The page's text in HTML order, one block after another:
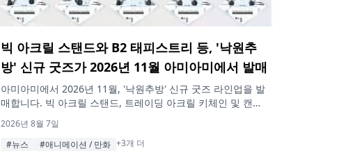
빅 아크릴 스탠드와 B2 태피스트리 등, '낙원추
방' 신규 굿즈가 2026년 11월 아미아미에서 발매
아미아미에서 2026년 11월, '낙원추방' 신규 굿즈 라인업을 발
매합니다. 빅 아크릴 스탠드, 트레이딩 아크릴 키체인 및 캔배
릴 블록, 캐릭터 파인 보드 등이 포함됩니다.
2026년 8월 7일
#뉴스
#애니메이션 / 만화 +3개 더